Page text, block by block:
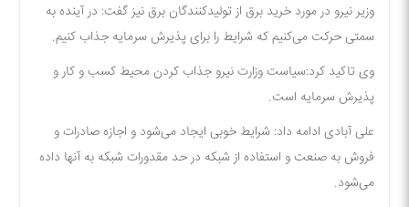
وزیر نیرو در مورد خرید برق از تولیدکنندگان برق نیز گفت: در آینده به
سمتی حرکت می‌کنیم که شرایط را برای پذیرش سرمایه جذاب کنیم.
وی تاکید کرد:سیاست وزارت نیرو جذاب کردن محیط کسب و کار و
پذیرش سرمایه است.
علی آبادی ادامه داد: شرایط خوبی ایجاد می‌شود و اجازه صادرات و
فروش به صنعت و استفاده از شبکه در حد مقدورات شبکه به آنها داده
می‌شود.